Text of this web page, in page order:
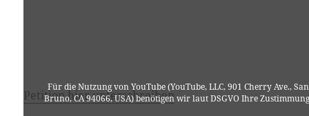
Für die Nutzung von YouTube (YouTube, LLC, 901 Cherry Ave., San
Bruno, CA 94066, USA) benötigen wir laut DSGVO Ihre
Petition hier unterschreiben